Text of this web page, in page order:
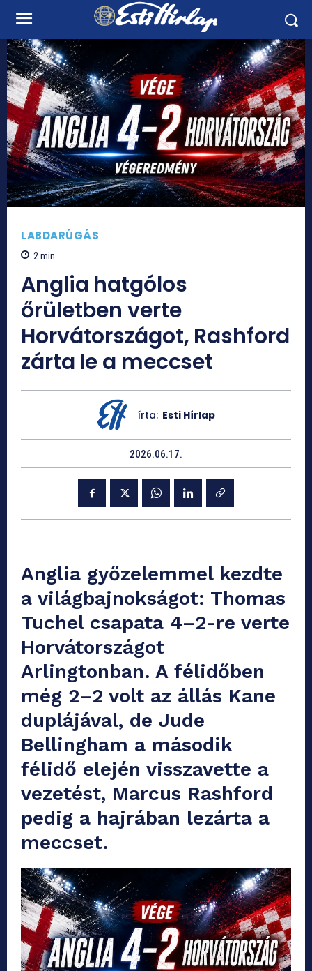
LABDARÚGÁS
2 min.
Anglia hatgólos
őrületben verte
Horvátországot, Rashford
zárta le a meccset
írta: Esti Hírlap
2026.06.17.
Anglia győzelemmel kezdte
a világbajnokságot: Thomas
Tuchel csapata 4–2-re verte
Horvátországot
Arlingtonban. A félidőben
még 2–2 volt az állás Kane
duplájával, de Jude
Bellingham a második
félidő elején visszavette a
vezetést, Marcus Rashford
pedig a hajrában lezárta a
meccset.